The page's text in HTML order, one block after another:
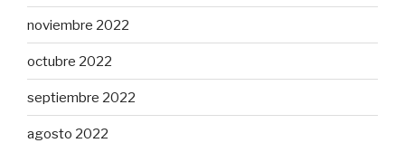
noviembre 2022
octubre 2022
septiembre 2022
agosto 2022